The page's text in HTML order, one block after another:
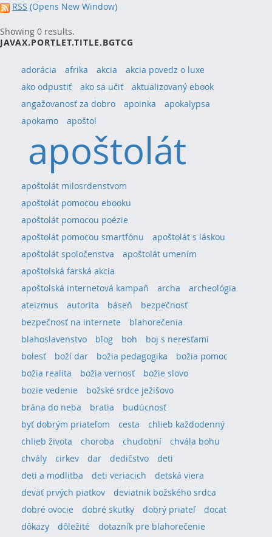
RSS (Opens New Window)
Showing 0 results.
JAVAX.PORTLET.TITLE.BGTCG
adorácia afrika akcia
akcia povedz o luxe
ako odpustiť
ako sa učiť
aktualizovaný ebook
angažovanosť za dobro
apoinka
apokalypsa
apokamo
apoštol
apoštolát
apoštolát milosrdenstvom
apoštolát pomocou ebooku
apoštolát pomocou poézie
apoštolát pomocou smartfónu
apoštolát s láskou
apoštolát spoločenstva
apoštolát umením
apoštolská farská akcia
apoštolská internetová kampaň
archa
archeológia
ateizmus
autorita báseň
bezpečnosť
bezpečnosť na internete
blahorečenia
blahoslavenstvo
blog boh
boj s neresťami
bolesť
boží dar božia pedagogika
božia pomoc
božia realita
božia vernosť
božie slovo
bozie vedenie
božské srdce ježišovo
brána do neba
bratia
budúcnosť
byť dobrým priateľom
cesta
chlieb každodenný
chlieb života
choroba chudobní
chvála bohu
chvály
cirkev dar dedičstvo
deti
deti a modlitba
deti veriacich
detská viera
deväť prvých piatkov
deviatnik božského srdca
dobré ovocie
dobré skutky dobrý priateľ
docat
dôkazy
dôležité
dotazník pre blahorečenie